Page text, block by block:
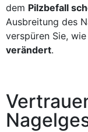
dem Pilzbefall
Ausbreitung des
verspüren Sie,
verändert.